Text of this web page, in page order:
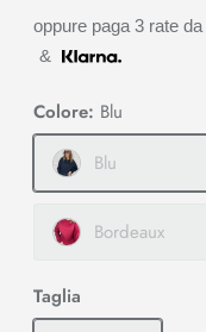
oppure paga 3 rate da
&
Colore: Blu
Blu
Bordeaux
Taglia